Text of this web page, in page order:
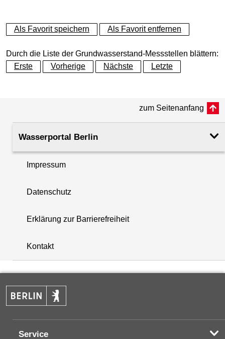
Dynamische Grafik
Ausprägung GW-Stand
Grundwasserleiter Hauptgrundwasserleiter
Rohroberkante
(m ü. NHN)
37.02
Filteroberkante
(m u. GOK)
+
−
Als Favorit speichern Als Favorit entfernen
Durch die Liste der Grundwasserstand-Messstellen blättern:
Erste
Vorherige Nächste Letzte
zum Seitenanfang
Wasserportal Berlin
Impressum
Datenschutz
Erklärung zur Barrierefreiheit
Kontakt
Service